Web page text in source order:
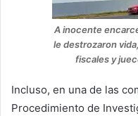
A inocente
le destrozaron
fiscales y
Incluso, en una de las
Procedimiento de